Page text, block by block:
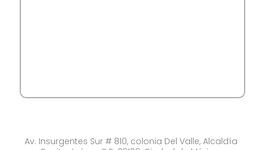
Av. Insurgentes Sur # 810, colonia Del Valle, Alcaldía